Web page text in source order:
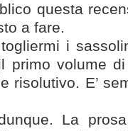
questa
a fare.
i
primo volume
risolutivo. E’
La